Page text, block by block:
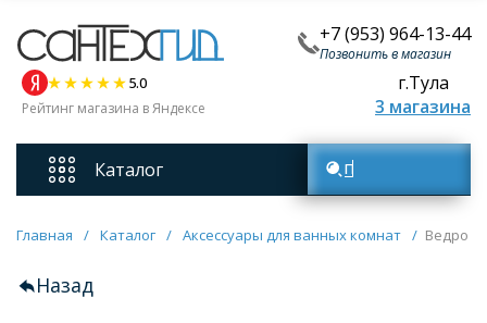
+7 (953) 964-13-44
Позвонить в магазин
5.0
Рейтинг магазина в Яндексе
г.Тула
3 магазина
Каталог
Смесители
Унитазы
Поиск товаров
Главная / Каталог / Аксессуары для ванных комнат / Ведро
Назад